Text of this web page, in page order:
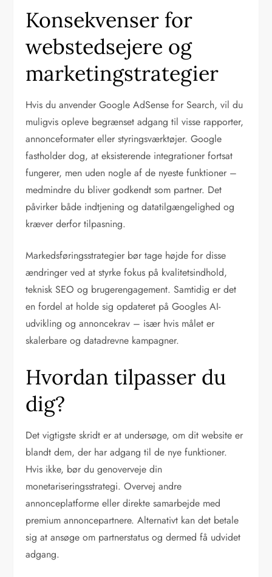
Konsekvenser for
webstedsejere og
marketingstrategier
Hvis du anvender Google AdSense for Search, vil du
muligvis opleve begrænset adgang til visse rapporter,
annonceformater eller styringsværktøjer. Google
fastholder dog, at eksisterende integrationer fortsat
fungerer, men uden nogle af de nyeste funktioner –
medmindre du bliver godkendt som partner. Det
påvirker både indtjening og datatilgængelighed og
kræver derfor tilpasning.
Markedsføringsstrategier bør tage højde for disse
ændringer ved at styrke fokus på kvalitetsindhold,
teknisk SEO og brugerengagement. Samtidig er det
en fordel at holde sig opdateret på Googles AI-
udvikling og annoncekrav – især hvis målet er
skalerbare og datadrevne kampagner.
Hvordan tilpasser du
dig?
Det vigtigste skridt er at undersøge, om dit website er
blandt dem, der har adgang til de nye funktioner.
Hvis ikke, bør du genoverveje din
monetariseringsstrategi. Overvej andre
annonceplatforme eller direkte samarbejde med
premium annoncepartnere. Alternativt kan det betale
sig at ansøge om partnerstatus og dermed få udvidet
adgang.